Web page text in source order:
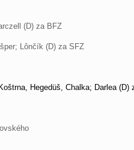
(D) za BFZ
Lônčík (D) za SFZ
Koštrna, Hegedüš, Chalka; Darlea (D)